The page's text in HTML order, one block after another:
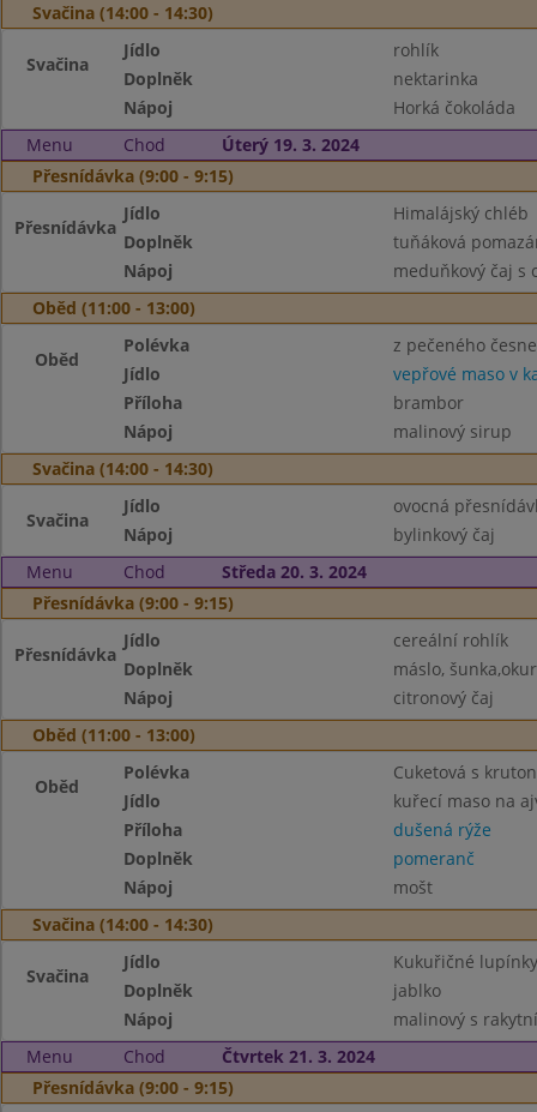
Svačina (14:00 - 14:30)
Svačina
Jídlo
rohlík
Doplněk
nektarinka
Nápoj
Horká čokoláda
Menu
Chod
Úterý 19. 3. 2024
Přesnídávka (9:00 - 9:15)
Přesnídávka
Jídlo
Himalájský chléb
Doplněk
tuňáková
Nápoj
meduňkový čaj s
Oběd (11:00 - 13:00)
Oběd
Polévka
z pečeného
Jídlo
vepřové maso v
Příloha
brambor
Nápoj
malinový sirup
Svačina (14:00 - 14:30)
Svačina
Jídlo
ovocná
Nápoj
bylinkový čaj
Menu
Chod
Středa 20. 3. 2024
Přesnídávka (9:00 - 9:15)
Přesnídávka
Jídlo
cereální rohlík
Doplněk
máslo,
Nápoj
citronový čaj
Oběd (11:00 - 13:00)
Oběd
Polévka
Cuketová s
Jídlo
kuřecí maso na
Příloha
dušená rýže
Doplněk
pomeranč
Nápoj
mošt
Svačina (14:00 - 14:30)
Svačina
Jídlo
Kukuřičné
Doplněk
jablko
Nápoj
malinový s
Menu
Chod
Čtvrtek 21. 3. 2024
Přesnídávka (9:00 - 9:15)